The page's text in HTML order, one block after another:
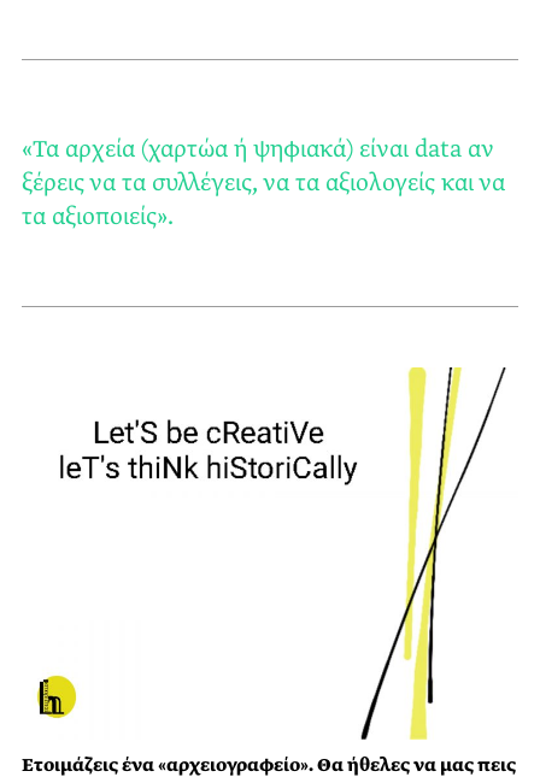
«Τα αρχεία (χαρτώα ή ψηφιακά) είναι data αν
ξέρεις να τα συλλέγεις, να τα αξιολογείς και να
τα αξιοποιείς».
Ετοιμάζεις ένα «αρχειογραφείο». Θα ήθελες να μας πεις